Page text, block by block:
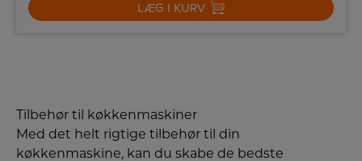
LÆG I KURV
Tilbehør til køkkenmaskiner
Med det helt rigtige tilbehør til din
køkkenmaskine, kan du skabe de bedste